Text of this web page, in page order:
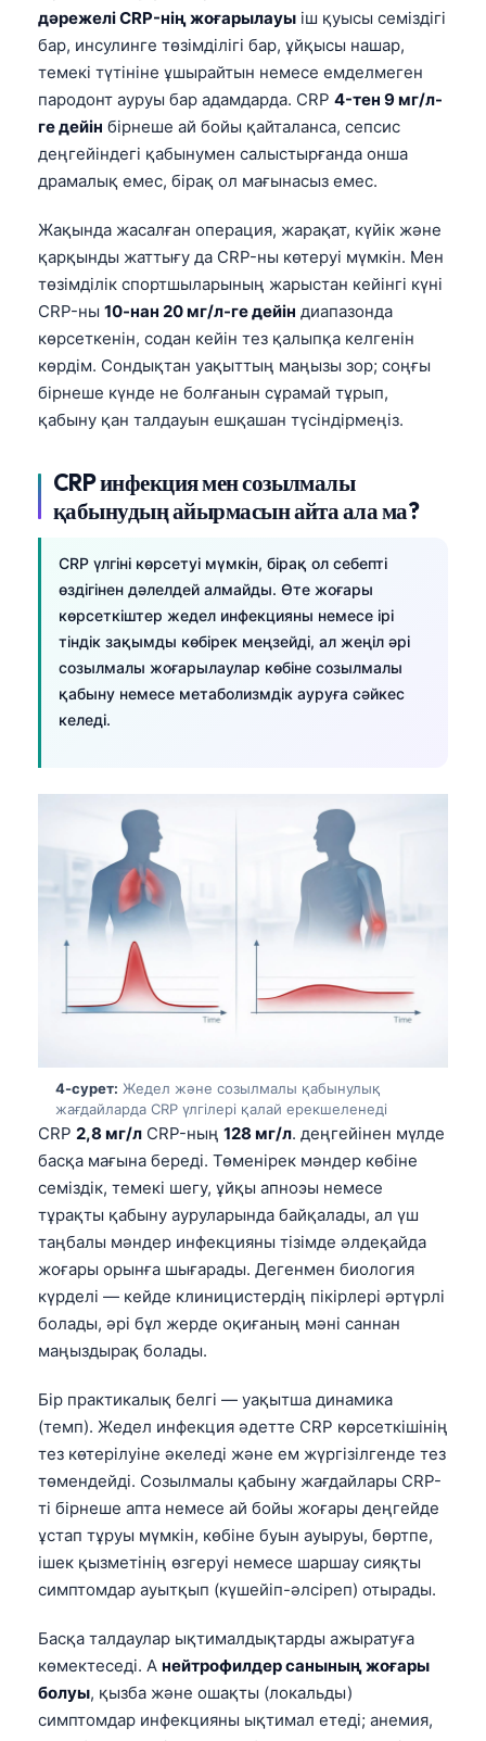
дәрежелі CRP-нің жоғарылауы іш қуысы семіздігі
бар, инсулинге төзімділігі бар, ұйқысы нашар,
темекі түтініне ұшырайтын немесе емделмеген
пародонт ауруы бар адамдарда. CRP 4-тен 9 мг/л-
ге дейін бірнеше ай бойы қайталанса, сепсис
деңгейіндегі қабынумен салыстырғанда онша
драмалық емес, бірақ ол мағынасыз емес.
Жақында жасалған операция, жарақат, күйік және
қарқынды жаттығу да CRP-ны көтеруі мүмкін. Мен
төзімділік спортшыларының жарыстан кейінгі күні
CRP-ны 10-нан 20 мг/л-ге дейін диапазонда
көрсеткенін, содан кейін тез қалыпқа келгенін
көрдім. Сондықтан уақыттың маңызы зор; соңғы
бірнеше күнде не болғанын сұрамай тұрып,
қабыну қан талдауын ешқашан түсіндірмеңіз.
CRP инфекция мен созылмалы
қабынудың айырмасын айта ала ма?
CRP үлгіні көрсетуі мүмкін, бірақ ол себепті
өздігінен дәлелдей алмайды. Өте жоғары
көрсеткіштер жедел инфекцияны немесе ірі
тіндік зақымды көбірек меңзейді, ал жеңіл әрі
созылмалы жоғарылаулар көбіне созылмалы
қабыну немесе метаболизмдік ауруға сәйкес
келеді.
4-сурет: Жедел және созылмалы қабынулық
жағдайларда CRP үлгілері қалай ерекшеленеді
CRP 2,8 мг/л CRP-ның 128 мг/л. деңгейінен мүлде
басқа мағына береді. Төменірек мәндер көбіне
семіздік, темекі шегу, ұйқы апноэы немесе
тұрақты қабыну ауруларында байқалады, ал үш
таңбалы мәндер инфекцияны тізімде әлдеқайда
жоғары орынға шығарады. Дегенмен биология
күрделі — кейде клиницистердің пікірлері әртүрлі
болады, әрі бұл жерде оқиғаның мәні саннан
маңыздырақ болады.
Бір практикалық белгі — уақытша динамика
(темп). Жедел инфекция әдетте CRP көрсеткішінің
тез көтерілуіне әкеледі және ем жүргізілгенде тез
төмендейді. Созылмалы қабыну жағдайлары CRP-
ті бірнеше апта немесе ай бойы жоғары деңгейде
ұстап тұруы мүмкін, көбіне буын ауыруы, бөртпе,
ішек қызметінің өзгеруі немесе шаршау сияқты
симптомдар ауытқып (күшейіп-әлсіреп) отырады.
Басқа талдаулар ықтималдықтарды ажыратуға
көмектеседі. A нейтрофилдер санының жоғары
болуы, қызба және ошақты (локальды)
симптомдар инфекцияны ықтимал етеді; анемия,